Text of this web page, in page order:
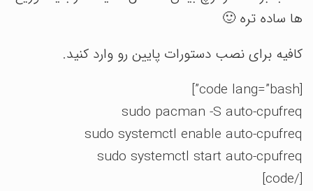
ها ساده تره 🙂
کافیه برای نصب دستورات پایین رو وارد کنید.
[code lang=”bash”]
sudo pacman -S auto-cpufreq
sudo systemctl enable auto-cpufreq
sudo systemctl start auto-cpufreq
[/code]